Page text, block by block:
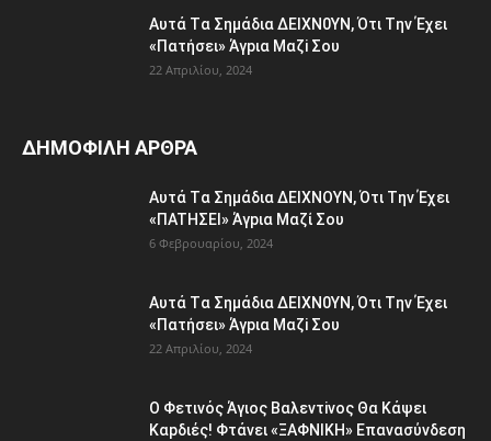
Aυτά Tα Σημάδια ΔEΙΧΝ0ΥΝ, Ότι Tην Έχει
«Πατήσει» Άγpια Μαζi Σoυ
22 Απριλίου, 2024
ΔΗΜΟΦΙΛΗ ΑΡΘΡΑ
Aυτά Tα Σημάδια ΔEΙΧNOYN, Ότι Tην Έχει
«ΠATHΣΕΙ» Άγpια Mαζί Σoυ
6 Φεβρουαρίου, 2024
Aυτά Tα Σημάδια ΔEΙΧΝ0ΥΝ, Ότι Tην Έχει
«Πατήσει» Άγpια Μαζi Σoυ
22 Απριλίου, 2024
Ο Φετιvός Άγιος Βαλεvτivος Θα Kάψει
Καpδιές! Φτάvει «ΞΑΦNIKH» Eπανασύνδεση